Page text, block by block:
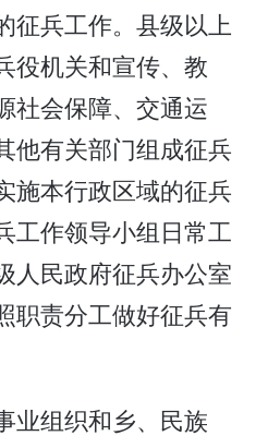
征兵工作。县级以上
役机关和宣传、教
社会保障、交通运
他有关部门组成征兵
施本行政区域的征兵
工作领导小组日常工
人民政府征兵办公室
职责分工做好征兵有
业组织和乡、民族